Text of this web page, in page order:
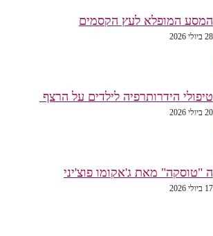
המופלא לעץ הקסמים
הידרותרפיה לילדים על הרצף
מאת ג'אקומו פוצ'יני